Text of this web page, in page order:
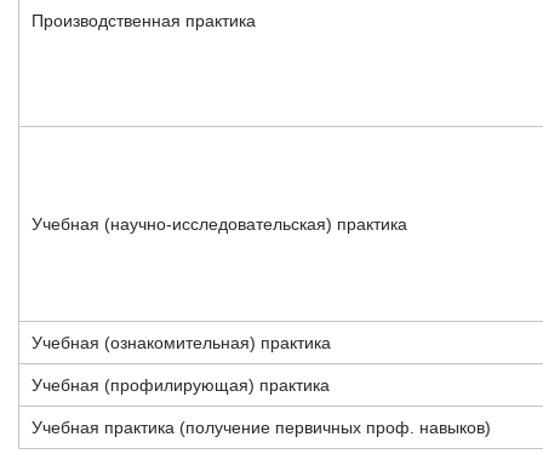
Производственная практика
Учебная (научно-исследовательская) практика
Учебная (ознакомительная) практика
Учебная (профилирующая) практика
Учебная практика (получение первичных проф. навыков)